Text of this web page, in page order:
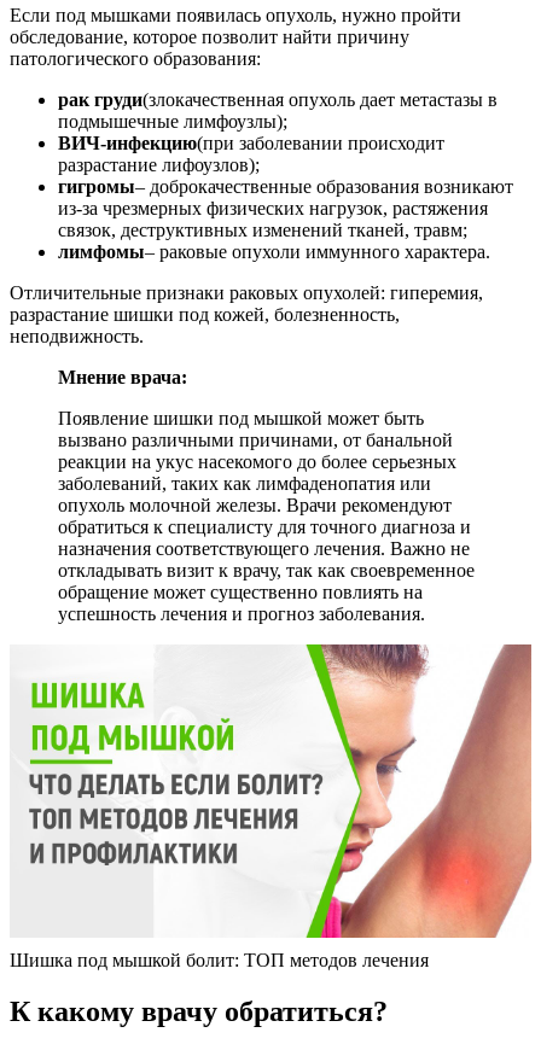
Если под мышками появилась опухоль, нужно пройти
обследование, которое позволит найти причину
патологического образования:
рак груди(злокачественная опухоль дает метастазы в
подмышечные лимфоузлы);
ВИЧ-инфекцию(при заболевании происходит
разрастание лифоузлов);
гигромы– доброкачественные образования возникают
из-за чрезмерных физических нагрузок, растяжения
связок, деструктивных изменений тканей, травм;
лимфомы– раковые опухоли иммунного характера.
Отличительные признаки раковых опухолей: гиперемия,
разрастание шишки под кожей, болезненность,
неподвижность.
Мнение врача:
Появление шишки под мышкой может быть
вызвано различными причинами, от банальной
реакции на укус насекомого до более серьезных
заболеваний, таких как лимфаденопатия или
опухоль молочной железы. Врачи рекомендуют
обратиться к специалисту для точного диагноза и
назначения соответствующего лечения. Важно не
откладывать визит к врачу, так как своевременное
обращение может существенно повлиять на
успешность лечения и прогноз заболевания.
Шишка под мышкой болит: ТОП методов лечения
К какому врачу обратиться?